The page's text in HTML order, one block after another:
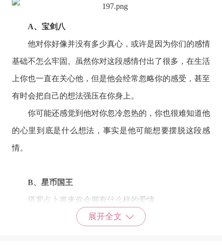
A、宝剑八
他对你好像并没有多少真心，或许是因为你们的感情
基础不怎么牢固。虽然你对这段感情付出了很多，在生活
上你也一直在关心他，但是他会经常忽略你的感受，甚至
有时会把自己的想法强压在你身上。
你可能还感觉到他对你忽冷忽热的，你也很难知道他
的心里到底是什么想法，事实是他可能想要摆脱这段感
情。
B、星币国王
塔罗占卜将来你会拥有什么样的爱情
有人向往甜甜的恋爱，有人却处于进退两难中，今天
展开全文